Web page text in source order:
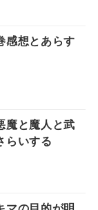
感想とあらす
魔と魔人と武
らいする